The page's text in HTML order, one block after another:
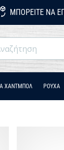
ΜΠΟΡΕΊΤΕ ΝΑ
ΧΆΝΤΜΠΟΛ ΡΟΎΧΑ